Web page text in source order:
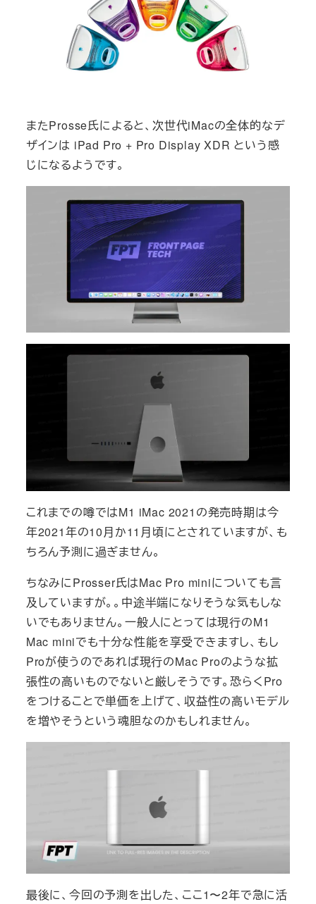
またProsse氏によると、次世代iMacの全体的なデ
ザインは iPad Pro + Pro Display XDR という感
じになるようです。
これまでの噂ではM1 iMac 2021の発売時期は今
年2021年の10月か11月頃にとされていますが、も
ちろん予測に過ぎません。
ちなみにProsser氏はMac Pro miniについても言
及していますが。。中途半端になりそうな気もしな
いでもありません。一般人にとっては現行のM1
Mac miniでも十分な性能を享受できますし、もし
Proが使うのであれば現行のMac Proのような拡
張性の高いものでないと厳しそうです。恐らくPro
をつけることで単価を上げて、収益性の高いモデル
を増やそうという魂胆なのかもしれません。
最後に、今回の予測を出した、ここ1〜2年で急に活